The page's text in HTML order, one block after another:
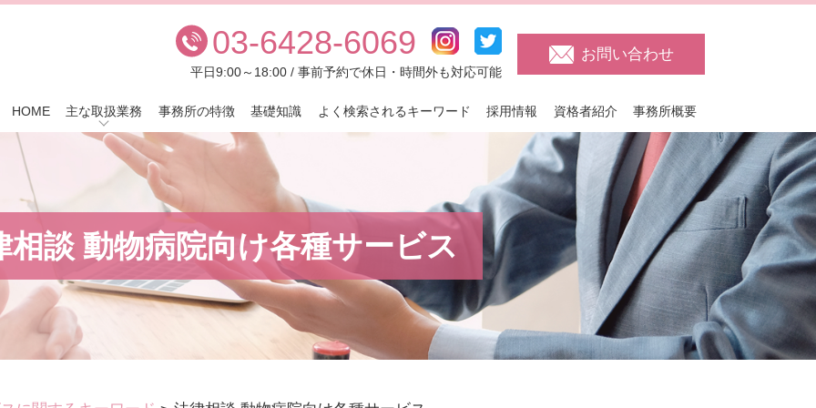
相談 動物病院向け各種サービス
03-6428-6069
平日9:00～18:00 / 事前予約で休日・時間外も対応可能
お問い合わせ
HOME 主な取扱業務 事務所の特徴 基礎知識 よく検索されるキーワード 採用情報 資格者紹介 事務所概要